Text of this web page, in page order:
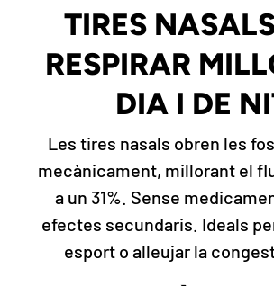
TIRES
RESPIRAR
DIA I DE
Les tires nasals obren les
mecànicament, millorant el
a un 31%. Sense
efectes secundaris. Ideals
esport o alleujar la